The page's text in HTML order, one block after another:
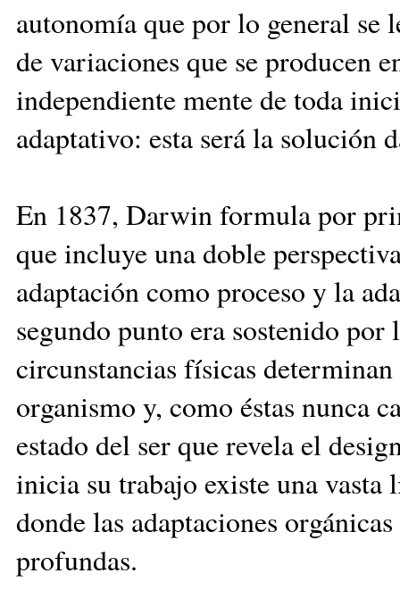
autonomía que por lo general
de variaciones que se producen
independiente mente de toda
adaptativo: esta será la solución
En 1837, Darwin formula por
que incluye una doble
adaptación como proceso y la
segundo punto era sostenido
circunstancias físicas
organismo y, como éstas nunca
estado del ser que revela el
inicia su trabajo existe una
donde las adaptaciones
profundas.